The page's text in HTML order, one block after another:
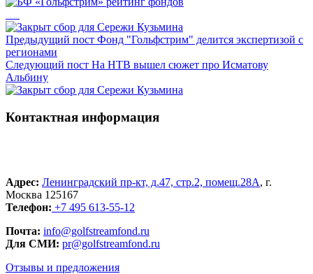
Предыдущий пост Фонд "Гольфстрим" делится экспертизой с
регионами
Следующий пост На НТВ вышел сюжет про Исматову
Альбину
Контактная информация
Адрес: Ленинградский пр-кт, д.47, стр.2, помещ.28А, г.
Москва 125167
Телефон: +7 495 613-55-12
Почта: info@golfstreamfond.ru
Для СМИ: pr@golfstreamfond.ru
Отзывы и предложения